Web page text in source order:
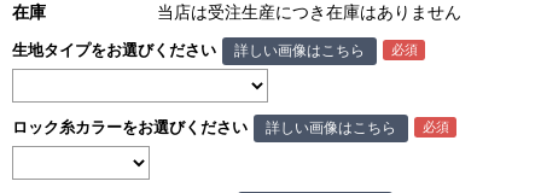
在庫
当店は受注生産につき在庫はありません
生地タイプをお選びください 詳しい画像はこちら
ロック糸カラーをお選びください 詳しい画像はこちら